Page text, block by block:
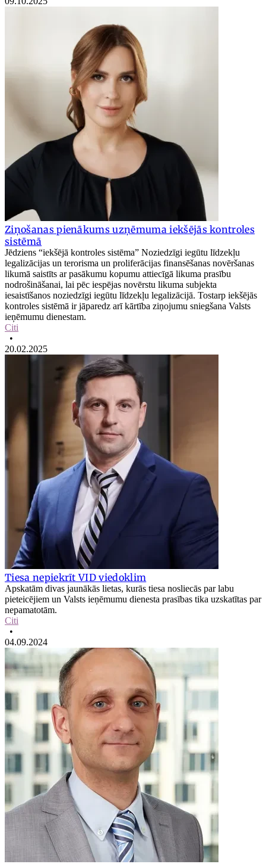
Ziņošanas pienākums uzņēmuma iekšējās kontroles
sistēmā
Jēdziens “iekšējā kontroles sistēma” Noziedzīgi iegūtu līdzekļu
legalizācijas un terorisma un proliferācijas finansēšanas novēršanas
likumā saistīts ar pasākumu kopumu attiecīgā likuma prasību
nodrošināšanai, lai pēc iespējas novērstu likuma subjekta
iesaistīšanos noziedzīgi iegūtu līdzekļu legalizācijā. Tostarp iekšējās
kontroles sistēmā ir jāparedz arī kārtība ziņojumu sniegšana Valsts
ieņēmumu dienestam.
Citi
•
20.02.2025
Tiesa nepiekrīt VID viedoklim
Apskatām divas jaunākās lietas, kurās tiesa nosliecās par labu
pieteicējiem un Valsts ieņēmumu dienesta prasības tika uzskatītas par
nepamatotām.
Citi
•
04.09.2024